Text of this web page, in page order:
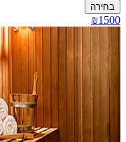
בחירה
₪1500